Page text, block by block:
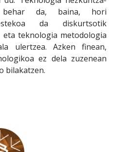
behar da, baina, hori
da diskurtsotik
teknologia metodologia
ulertzea. Azken finean,
ez dela zuzenean
bilakatzen.